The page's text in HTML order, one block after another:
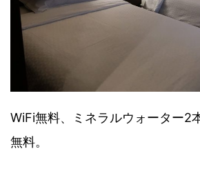
WiFi無料、ミネラルウォーター2
無料。